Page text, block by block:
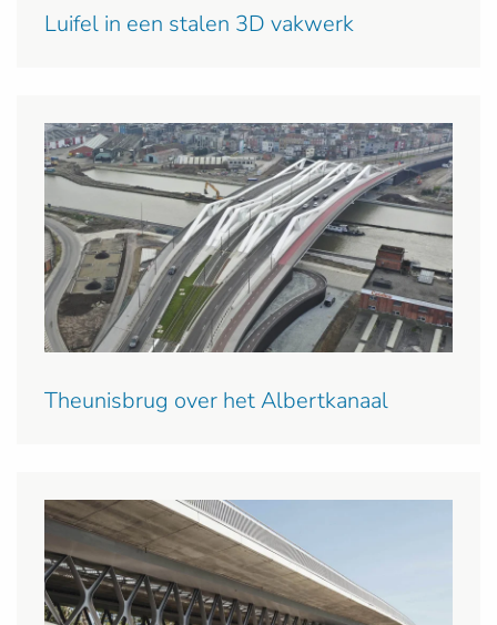
Luifel in een stalen 3D vakwerk
Theunisbrug over het Albertkanaal